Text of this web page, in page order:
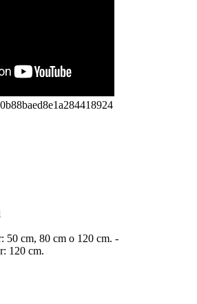
50 cm, 80 cm o 120 cm. -
120 cm.